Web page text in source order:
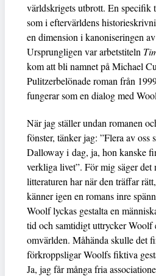
världskrigets utbrott. En specifik
som i eftervärldens
en dimension i kanoniseringen av
Ursprungligen var arbetstiteln
kom att bli namnet på Michael
Pulitzerbelönade roman från
fungerar som en dialog med
När jag ställer undan romanen
fönster, tänker jag: ”Flera av oss
Dalloway i dag, ja, hon kanske
verkliga livet”. För mig säger
litteraturen har när den träffar
känner igen en romans inre
Woolf lyckas gestalta en
tid och samtidigt uttrycker Woolf
omvärlden. Måhända skulle det
förkroppsligar Woolfs fiktiva
Ja, jag får många fria